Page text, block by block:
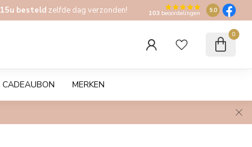
15u besteld zelfde dag verzonden! 103 beoordelingen 9.0
0
CADEAUBON MERKEN